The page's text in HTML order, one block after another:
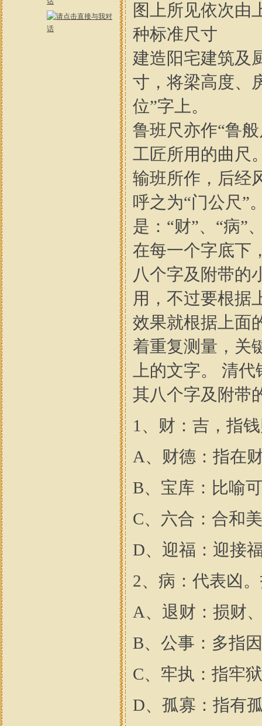
图上所见依次由
种标准尺寸
建造阳宅建筑及
寸，将梁高度、
位”字上。
鲁班尺亦作“鲁
工匠所用的曲尺
输班所作，后经
呼之为“门公尺”
是：“财”、“病”
在每一个字底下
八个字及附带的
用，不过要根据
效果就根据上面
着重复测量，关
上的文字。 清
其八个字及附带
1、财：吉，指
A、财德：指在
B、宝库：比喻
C、六合：合和
D、迎福：迎接
2、病：代表凶
A、退财：损财
B、公事：多指
C、牢执：指牢
D、孤寡：指有